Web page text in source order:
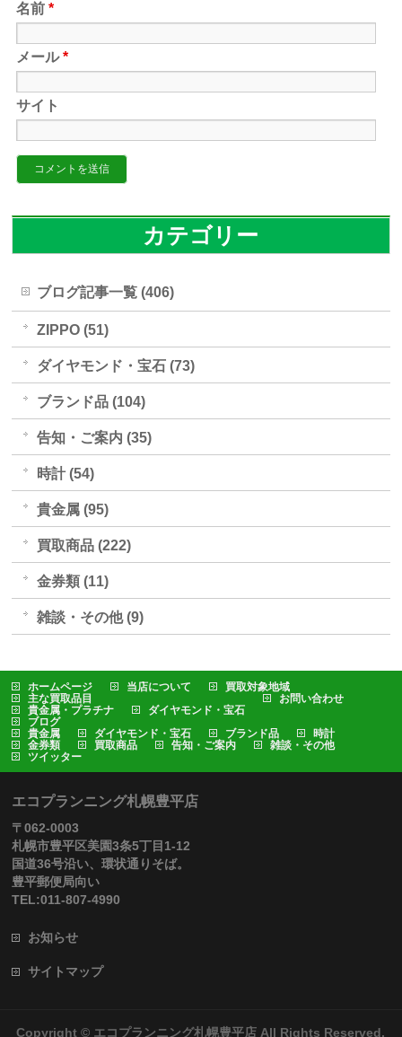
名前*
メール*
サイト
カテゴリー
ブログ記事一覧 (406)
ZIPPO (51)
ダイヤモンド・宝石 (73)
ブランド品 (104)
告知・ご案内 (35)
時計 (54)
貴金属 (95)
買取商品 (222)
金券類 (11)
雑談・その他 (9)
ホームページ 当店について
買取対象地域
主な買取品目
貴金属・プラチナ
ダイヤモンド・宝石
お問い合わせ
ブログ
貴金属
ダイヤモンド・宝石 ブランド品
時計
金券類
買取商品 告知・ご案内
雑談・その他
ツイッター
エコプランニング札幌豊平店
〒062-0003
札幌市豊平区美園3条5丁目1-12
国道36号沿い、環状通りそば。
豊平郵便局向い
TEL:011-807-4990
お知らせ
サイトマップ
Copyright © エコプランニング札幌豊平店 All Rights Reserved.